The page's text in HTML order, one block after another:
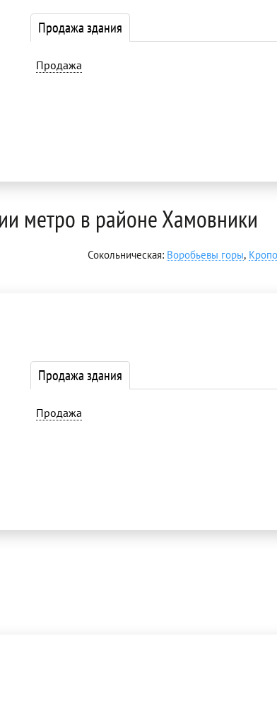
Продажа здания
Продажа
метро в районе Хамовники
Сокольническая: Воробьевы горы,
Продажа здания
Продажа